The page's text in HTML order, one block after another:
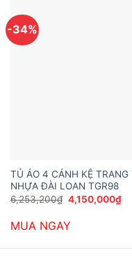
-34%
TỦ ÁO 4 CÁNH KỆ TRANG
NHỰA ĐÀI LOAN TGR98
6,253,200₫ Giá
gốc
6,253,200₫.
4,150,000₫Giá
MUA NGAY